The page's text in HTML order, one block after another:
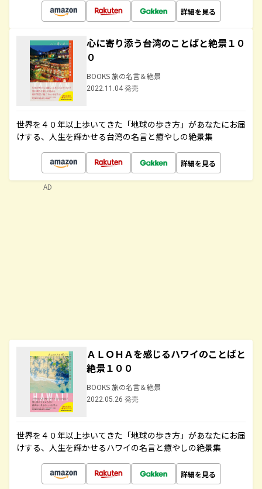
詳細を見る
心に寄り添う台湾のことばと絶景１０
０
BOOKS 旅の名言＆絶景
2022.11.04 発売
世界を４０年以上歩いてきた「地球の歩き方」があなたにお届
けする、人生を輝かせる台湾の名言と癒やしの絶景集
詳細を見る
ＡＬＯＨＡを感じるハワイのことばと
絶景１００
BOOKS 旅の名言＆絶景
2022.05.26 発売
世界を４０年以上歩いてきた「地球の歩き方」があなたにお届
けする、人生を輝かせるハワイの名言と癒やしの絶景集
詳細を見る
AD